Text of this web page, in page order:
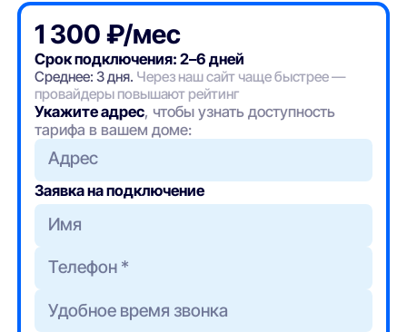
1 300 ₽/мес
Срок подключения: 2–6 дней
Среднее: 3 дня. Через наш сайт чаще быстрее —
провайдеры повышают рейтинг
Укажите адрес, чтобы узнать доступность
тарифа в вашем доме:
Адрес
Заявка на подключение